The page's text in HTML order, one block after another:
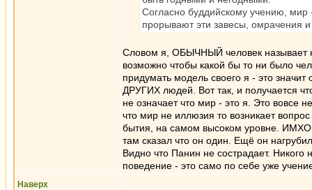
Согласно буддийскому учению,
прорывают эти завесы, омрачения
Словом я, ОБЫЧНЫЙ человек называет
возможно чтобы какой бы то ни было
придумать модель своего я - это
ДРУГИХ людей. Вот так, и получается
не означает что мир - это я. Это вовсе
что мир не иллюзия то возникает
бытия, на самом высоком уровне. ИМХО
там сказал что он один. Ещё он
Видно что Панин не сострадает.
поведение - это само по себе уже
Наверх